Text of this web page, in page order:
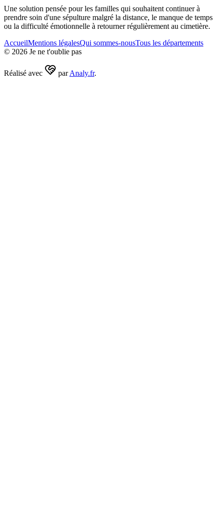
Une solution pensée pour les familles qui souhaitent continuer à
prendre soin d'une sépulture malgré la distance, le manque de temps
ou la difficulté émotionnelle à retourner régulièrement au cimetière.
AccueilMentions légalesQui sommes-nousTous les départements
© 2026 Je ne t'oublie pas
Réalisé avec par Analy.fr.